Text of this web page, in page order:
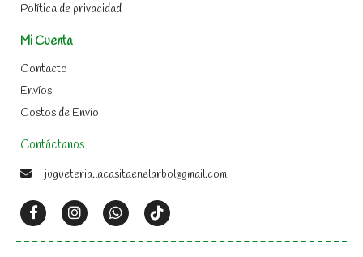
Política de privacidad
Mi Cuenta
Contacto
Envíos
Costos de Envío
Contáctanos
jugueteria.lacasitaenelarbol@gmail.com